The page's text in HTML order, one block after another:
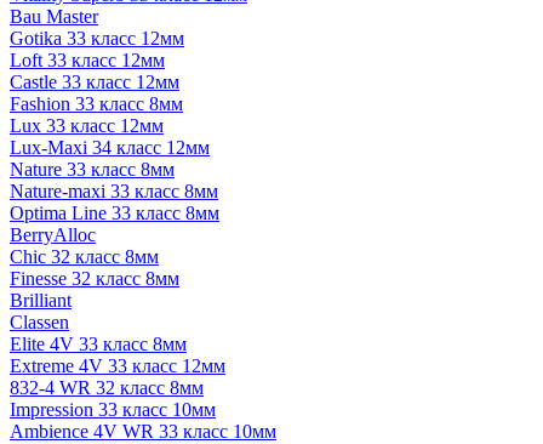
Bau Master
Gotika 33 класс 12мм
Loft 33 класс 12мм
Castle 33 класс 12мм
Fashion 33 класс 8мм
Lux 33 класс 12мм
Lux-Maxi 34 класс 12мм
Nature 33 класс 8мм
Nature-maxi 33 класс 8мм
Optima Line 33 класс 8мм
BerryAlloc
Chic 32 класс 8мм
Finesse 32 класс 8мм
Brilliant
Classen
Elite 4V 33 класс 8мм
Extreme 4V 33 класс 12мм
832-4 WR 32 класс 8мм
Impression 33 класс 10мм
Ambience 4V WR 33 класс 10мм